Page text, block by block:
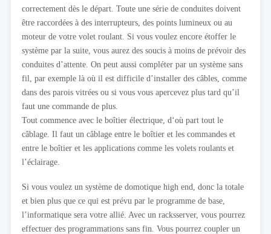
correctement dès le départ. Toute une série de conduites doivent
être raccordées à des interrupteurs, des points lumineux ou au
moteur de votre volet roulant. Si vous voulez encore étoffer le
système par la suite, vous aurez des soucis à moins de prévoir des
conduites d’attente. On peut aussi compléter par un système sans
fil, par exemple là où il est difficile d’installer des câbles, comme
dans des parois vitrées ou si vous vous apercevez plus tard qu’il
faut une commande de plus.
Tout commence avec le boîtier électrique, d‘où part tout le
câblage. Il faut un câblage entre le boîtier et les commandes et
entre le boîtier et les applications comme les volets roulants et
l’éclairage.
Si vous voulez un système de domotique high end, donc la totale
et bien plus que ce qui est prévu par le programme de base,
l’informatique sera votre allié. Avec un racksserver, vous pourrez
effectuer des programmations sans fin. Vous pourrez coupler un